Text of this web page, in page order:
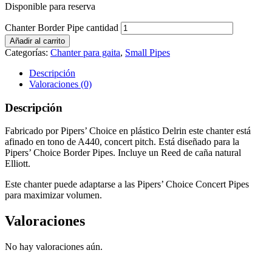
Disponible para reserva
Chanter Border Pipe cantidad
Añadir al carrito
Categorías: Chanter para gaita, Small Pipes
Descripción
Valoraciones (0)
Descripción
Fabricado por Pipers’ Choice en plástico Delrin este chanter está
afinado en tono de A440, concert pitch. Está diseñado para la
Pipers’ Choice Border Pipes. Incluye un Reed de caña natural
Elliott.
Este chanter puede adaptarse a las Pipers’ Choice Concert Pipes
para maximizar volumen.
Valoraciones
No hay valoraciones aún.